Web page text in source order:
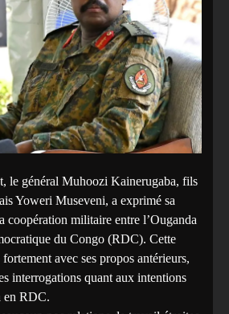
le général Muhoozi Kainerugaba, fils
Yoweri Museveni, a exprimé sa
coopération militaire entre l’Ouganda
du Congo (RDC). Cette
avec ses propos antérieurs,
interrogations quant aux intentions
en RDC.